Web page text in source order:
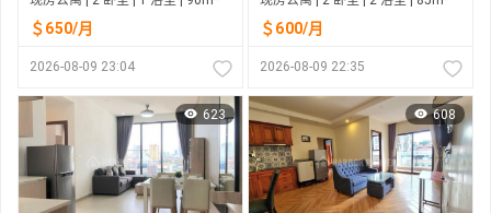
＄650/月
2026-08-09 23:04
＄600/月
2026-08-09 22:35
623 608